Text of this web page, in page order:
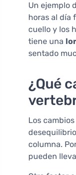
Un ejemplo
horas al día
cuello y los
tiene una
sentado
¿Qué
Los
columna.
pueden